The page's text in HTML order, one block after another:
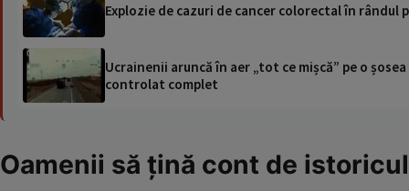
Explozie de cazuri de cancer colorectal în rândul
Ucrainenii aruncă în aer „tot ce mișcă” pe o
controlat complet
Oamenii să țină cont de